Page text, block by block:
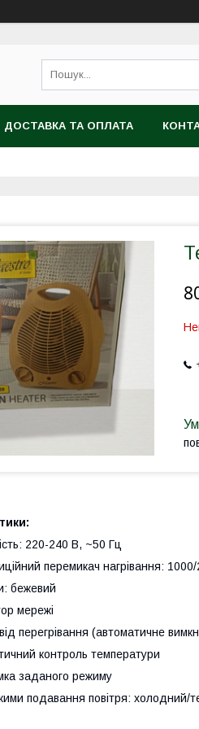
ДОСТАВКА ТА ОПЛАТА
220-240 В, ~50 Гц
перемикач нагрівання:
бежевий
мережі
перегрівання (автоматичне
контроль температури
заданого режиму
подавання повітря: холодний/